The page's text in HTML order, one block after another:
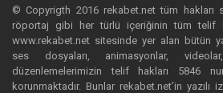
© Copyrigth 2016 rekabet.net tüm hakları
röportaj gibi her türlü içeriğinin tüm telif
www.rekabet.net sitesinde yer alan bütün
ses dosyaları, animasyonlar,
düzenlemelerimizin telif hakları 5846
korunmaktadır. Bunlar rekabet.net’in yazılı